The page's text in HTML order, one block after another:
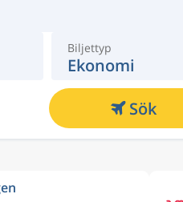
Biljettyp
Ekonomi
Sök